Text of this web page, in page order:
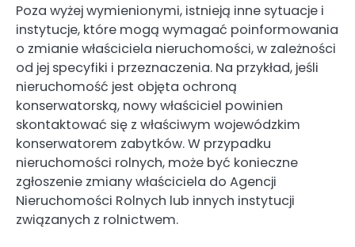
Poza wyżej wymienionymi, istnieją inne sytuacje i
instytucje, które mogą wymagać poinformowania
o zmianie właściciela nieruchomości, w zależności
od jej specyfiki i przeznaczenia. Na przykład, jeśli
nieruchomość jest objęta ochroną
konserwatorską, nowy właściciel powinien
skontaktować się z właściwym wojewódzkim
konserwatorem zabytków. W przypadku
nieruchomości rolnych, może być konieczne
zgłoszenie zmiany właściciela do Agencji
Nieruchomości Rolnych lub innych instytucji
związanych z rolnictwem.